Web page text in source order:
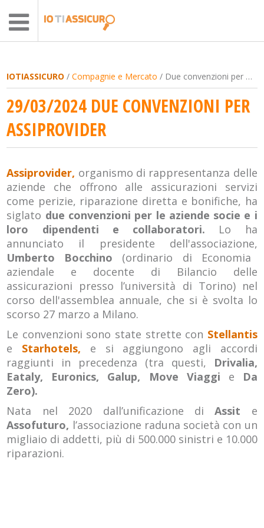
IOTIASSICURO /Compagnie e Mercato / Due convenzioni per Assiprovider
29/03/2024 DUE CONVENZIONI PER
ASSIPROVIDER
Assiprovider, organismo di rappresentanza delle
aziende che offrono alle assicurazioni servizi
come perizie, riparazione diretta e bonifiche, ha
siglato due convenzioni per le aziende socie e i
loro dipendenti e collaboratori. Lo ha
annunciato il presidente dell'associazione,
Umberto Bocchino (ordinario di Economia
aziendale e docente di Bilancio delle
assicurazioni presso l’università di Torino) nel
corso dell'assemblea annuale, che si è svolta lo
scorso 27 marzo a Milano.
Le convenzioni sono state strette con Stellantis
e Starhotels, e si aggiungono agli accordi
raggiunti in precedenza (tra questi, Drivalia,
Eataly, Euronics, Galup, Move Viaggi e Da
Zero).
Nata nel 2020 dall’unificazione diAssit e
Assofuturo, l’associazione raduna società con un
migliaio di addetti, più di 500.000 sinistri e 10.000
riparazioni.